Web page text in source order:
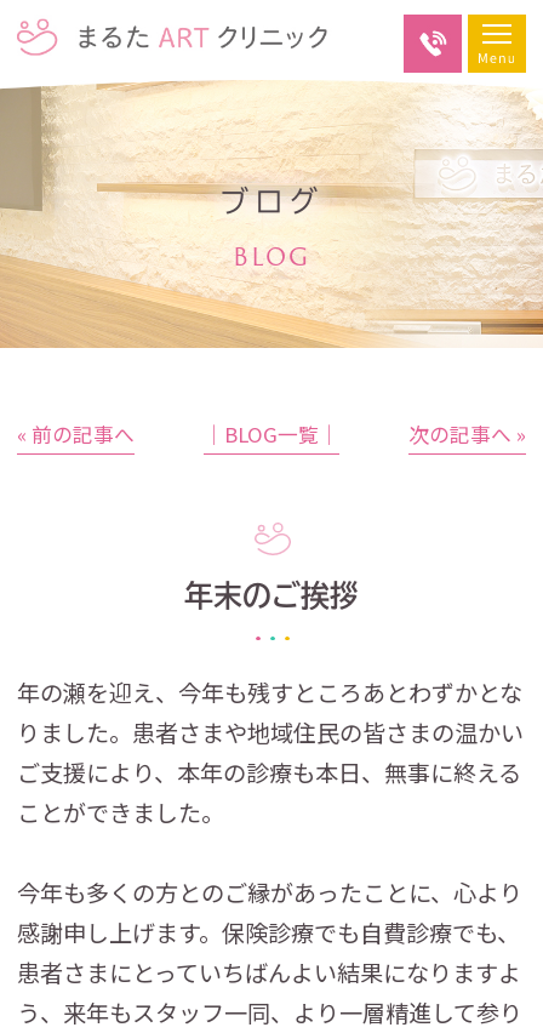
ブログ
BLOG
« 前の記事へ │BLOG一覧│ 次の記事へ »
年末のご挨拶
年の瀬を迎え、今年も残すところあとわずかとな
りました。患者さまや地域住民の皆さまの温かい
ご支援により、本年の診療も本日、無事に終える
ことができました。
今年も多くの方とのご縁があったことに、心より
感謝申し上げます。保険診療でも自費診療でも、
患者さまにとっていちばんよい結果になりますよ
う、来年もスタッフ一同、より一層精進して参り